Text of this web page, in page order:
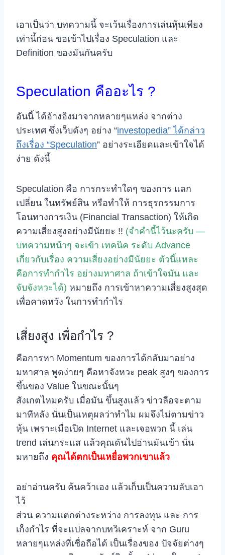
เอาเป็นว่า บทความนี้ จะเว้นเรื่องการเล่นหุ้นเพียง
เท่านี้ก่อน ขอเข้าไปเรื่อง Speculation และ
Definition ของมันกันครับ
Speculation คืออะไร ?
อันนี้ ได้อ้างอิงมาจากหลายๆแหล่ง จากต่าง
ประเทศ ซึ่งเว็บดังๆ อย่าง “investopedia” ได้กล่าว
ถึงเรื่อง “Speculation” อย่างระเอียดและเข้าใจได้
ง่าย ดังนี้
Speculation คือ การกระทำใดๆ ของการ แลก
เปลี่ยน ในทรัพย์สิน หรือทำให้ การธุรกรรมการ
โอนทางการเงิน (Financial Transaction) ให้เกิด
ความเสี่ยงสูงอย่างมีนัยยะ !! (จำคำนี้ไว้นะครับ —
บทความหน้าๆ จะเข้า เทคนิค ระดับ Advance
เกี่ยวกับเรื่อง ความเสี่ยงอย่างมีนัยยะ ตัวนี้แหละ
คือการทำกำไร อย่างมหาศาล ถ้าเข้าใจมัน และ
จับจังหวะได้) หมายถึง การเข้าหาความเสี่ยงสูงสุด
เพื่อคาดหวัง ในการทำกำไร
เสี่ยงสูง เพื่อกำไร ?
คือการหา Momentum ของการได้กลับมาอย่าง
มหาศาล พูดง่ายๆ คือหาจังหวะ peak สูงๆ ของการ
ขึ้นของ Value ในขณะนั้นๆ
สังเกตไหมครับ เมื่อมัน ขึ้นสูงแล้ว ข่าวลือจะตาม
มาทีหลัง นั่นเป็นเหตุผลว่าทำไม ผมจึงไม่ตามข่าว
หุ้น เพราะเมื่อเปิด Internet และเจอพวก นี้ เล่น
trend เล่นกระแส แล้วคุณดันไปอ่านมันเข้า นั่น
มหายถึง คุณได้ตกเป็นเหยื่อพวกเขาแล้ว
อย่าอ่านครับ ค้นคว้าเอง แล้วเก็บเป็นความลับเอา
ไว้
ส่วน ความแตกต่างระหว่าง การลงทุน และ การ
เก็งกำไร ที่จะแปลจากบทวิเคราะห์ จาก Guru
หลายๆแหล่งที่เชื่อถือได้ เป็นเรื่องของ ปัจจัยต่างๆ